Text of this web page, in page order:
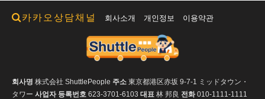
카카오상담채널 회사소개 개인정보 이용약관
회사명 株式会社 ShuttlePeople 주소 東京都港区赤坂 9-7-1 ミッドタウン・
タワー 사업자 등록번호 623-3701-6103 대표 林 邦良 전화010-1111-1111